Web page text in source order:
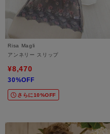
Risa Magli
アンネリー スリップ
¥8,470
30%OFF
さらに10%OFF